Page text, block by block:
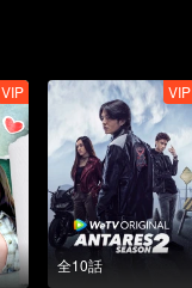
VIP
全10話
VIP